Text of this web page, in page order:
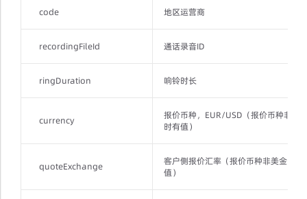
code 地区运营商
recordingFileId 通话录音ID
ringDuration 响铃时长
currency
报价币种，EUR/USD（报价币种非美
时有值）
quoteExchange
客户侧报价汇率（报价币种非美金时有
值）